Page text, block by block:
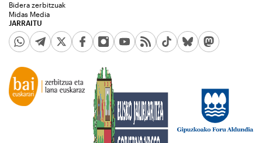
JARRAITU
Bidera zerbitzuak
Midas Media